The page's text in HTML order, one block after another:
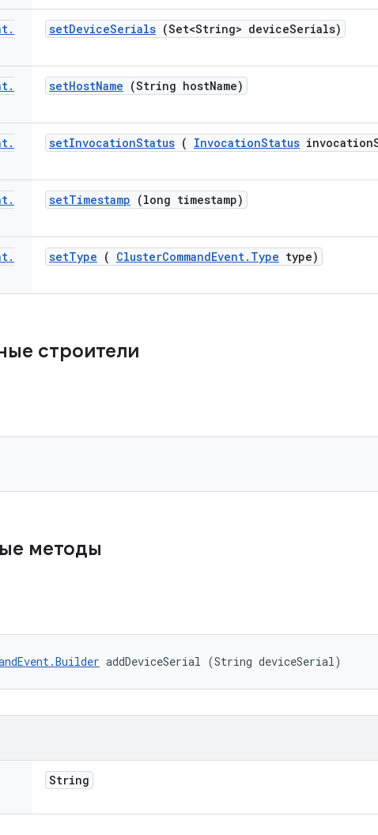
.
setDeviceSerials (Set<String> deviceSerials)
.
setHostName (String hostName)
.
setInvocationStatus ( InvocationStatus invocation
.
setTimestamp (long timestamp)
.
setType ( ClusterCommandEvent. Type type)
строители
методы
addDeviceSerial (String deviceSerial)
String